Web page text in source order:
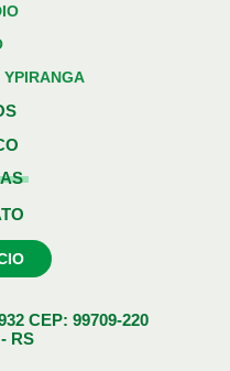
YPIRANGA
CEP: 99709-220
RS